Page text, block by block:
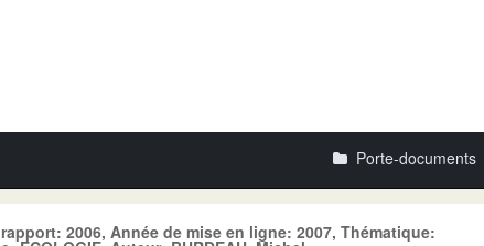
Porte-documents
2006, Année de mise en ligne: 2007, Thématique: